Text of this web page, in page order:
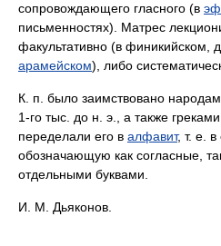
сопровождающего гласного (в
письменностях). Матрес
факультативно (в финикийском,
арамейском), либо
К. п. было заимствовано
1‑го тыс. до н. э., а также
переделали его в алфавит, т. е. в
обозначающую как согласные,
отдельными буквами.
И. М. Дьяконов.